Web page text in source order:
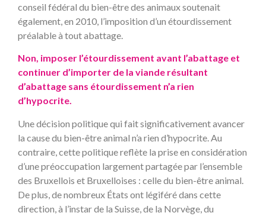
conseil fédéral du bien-être des animaux soutenait
également, en 2010, l’imposition d’un étourdissement
préalable à tout abattage.
Non, imposer l’étourdissement avant l’abattage et
continuer d’importer de la viande résultant
d’abattage sans étourdissement n’a rien
d’hypocrite.
Une décision politique qui fait significativement avancer
la cause du bien-être animal n’a rien d’hypocrite. Au
contraire, cette politique reflète la prise en considération
d’une préoccupation largement partagée par l’ensemble
des Bruxellois et Bruxelloises : celle du bien-être animal.
De plus, de nombreux États ont légiféré dans cette
direction, à l’instar de la Suisse, de la Norvège, du